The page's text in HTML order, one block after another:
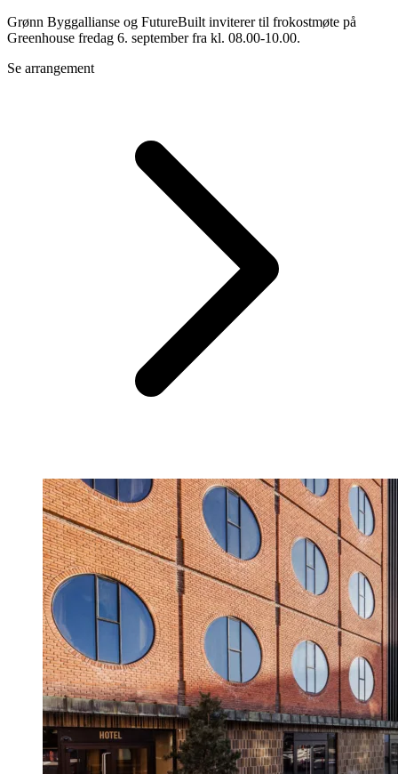
Grønn Byggallianse og FutureBuilt inviterer til frokostmøte på
Greenhouse fredag 6. september fra kl. 08.00-10.00.
Se arrangement